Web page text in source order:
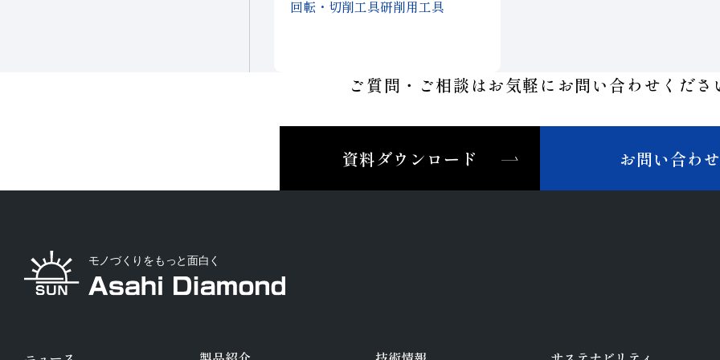
回転・切削工具研削用工具
ご質問・ご相談はお気軽に お問い合わせくださ
資料ダウンロード お問い合わせ